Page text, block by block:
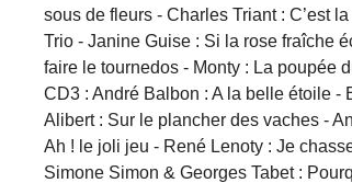
sous de fleurs - Charles Triant : C’est
Trio - Janine Guise : Si la rose fraîche
faire le tournedos - Monty : La poupée
CD3 : André Balbon : A la belle étoile -
Alibert : Sur le plancher des vaches -
Ah ! le joli jeu - René Lenoty : Je
Simone Simon & Georges Tabet :